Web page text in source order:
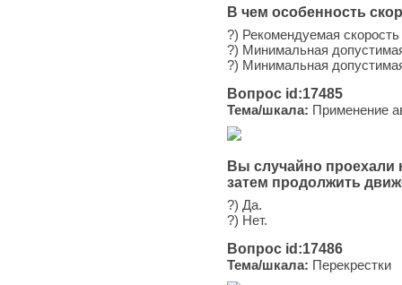
В чем особенность
?) Рекомендуемая
?) Минимальная
?) Минимальная
Вопрос id:17485
Тема/шкала: Применение
Вы случайно проехали
затем продолжить
?) Да.
?) Нет.
Вопрос id:17486
Тема/шкала: Перекрестки